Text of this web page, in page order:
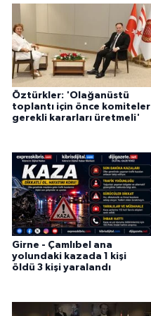
Öztürkler: 'Olağanüstü
toplantı için önce komiteler
gerekli kararları üretmeli'
Girne - Çamlıbel ana
yolundaki kazada 1 kişi
öldü 3 kişi yaralandı